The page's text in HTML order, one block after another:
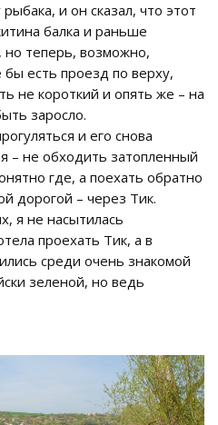
и он сказал, что этот
балка и раньше
теперь, возможно,
есть проезд по верху,
не короткий и опять же – на
заросло.
и его снова
– не обходить затопленный
где, а поехать обратно
дорогой – через Тик.
я не насытилась
проехать Тик, а в
среди очень знакомой
зеленой, но ведь